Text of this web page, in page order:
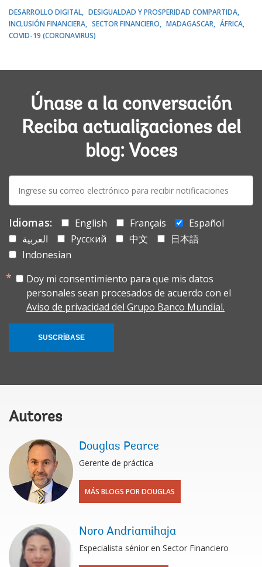
DESARROLLO DIGITAL
DESIGUALDAD Y PROSPERIDAD COMPARTIDA
INCLUSIÓN FINANCIERA
SECTOR FINANCIERO MADAGASCAR
ÁFRICA
COVID-19 (CORONAVIRUS)
Únase a la conversación
Reciba actualizaciones del
blog: Voces
mail:
Idiomas: English Français
Español
العربية
Русский 中文
日本語
Indonesian
Doy mi consentimiento para que mis datos
personales sean procesados de acuerdo con el
Aviso de privacidad del Grupo Banco Mundial.
SUSCRÍBASE
Autores
Douglas Pearce
Gerente de práctica
MÁS BLOGS POR DOUGLAS
Noro Andriamihaja
Especialista sénior en Sector Financiero